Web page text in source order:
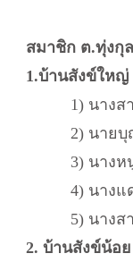
สมาชิก ต.ทุ่งกุ
1.บ้านสังข์ใ
1) นางสาว
2) นายบุญเ
3) นางหนูเ
4) นางแด
5) นางสา
2. บ้านสังข์